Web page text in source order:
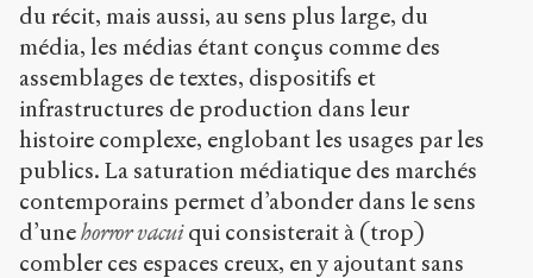
du récit, mais aussi, au sens plus large, du
média, les médias étant conçus comme des
assemblages de textes, dispositifs et
infrastructures de production dans leur
histoire complexe, englobant les usages par les
publics. La saturation médiatique des marchés
contemporains permet d’abonder dans le sens
d’unehorror vacuiqui consisterait à (trop)
combler ces espaces creux, en y ajoutant sans